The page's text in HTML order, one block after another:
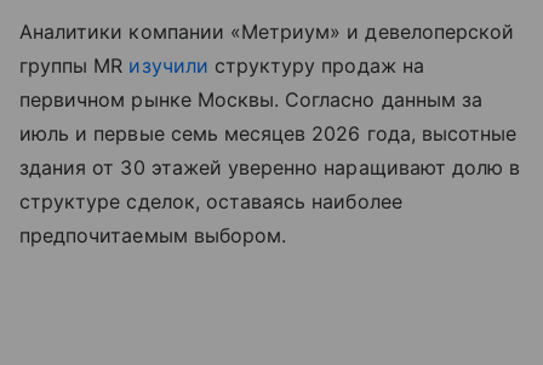
Аналитики компании «Метриум» и девелоперской
группы MR изучили структуру продаж на
первичном рынке Москвы. Согласно данным за
июль и первые семь месяцев 2026 года, высотные
здания от 30 этажей уверенно наращивают долю в
структуре сделок, оставаясь наиболее
предпочитаемым выбором.